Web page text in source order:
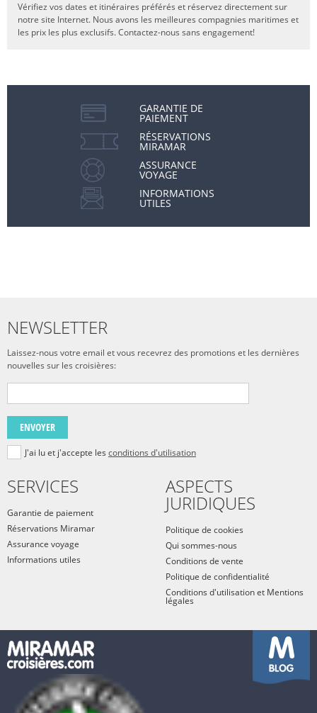
Vérifiez vos dates et itinéraires préférés et réservez directement sur
notre site Internet. Nous avons les meilleures compagnies maritimes et
les prix les plus exclusifs. Contactez-nous sans engagement!
GARANTIE DE
PAIEMENT
RÉSERVATIONS
MIRAMAR
ASSURANCE
VOYAGE
INFORMATIONS
UTILES
NEWSLETTER
Laissez-nous votre email et vous recevrez des promotions et les dernières
nouvelles sur les croisières:
ENVOYER
J'ai lu et j'accepte les conditions d'utilisation
SERVICES
Garantie de paiement
Réservations Miramar
Assurance voyage
Informations utiles
ASPECTS
JURIDIQUES
Politique de cookies
Qui sommes-nous
Conditions de vente
Politique de confidentialité
Conditions d'utilisation et Mentions
légales